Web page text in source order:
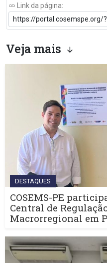
Link da página:
Veja mais
DESTAQUES
COSEMS-PE
Central de
Macrorregional em